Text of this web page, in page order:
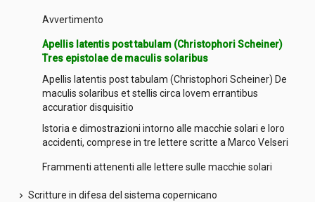
Avvertimento
Apellis latentis post tabulam (Christophori Scheiner)
Tres epistolae de maculis solaribus
Apellis latentis post tabulam (Christophori Scheiner) De
maculis solaribus et stellis circa Iovem errantibus
accuratior disquisitio
Istoria e dimostrazioni intorno alle macchie solari e loro
accidenti, comprese in tre lettere scritte a Marco Velseri
Frammenti attenenti alle lettere sulle macchie solari
chevron_right Scritture in difesa del sistema copernicano